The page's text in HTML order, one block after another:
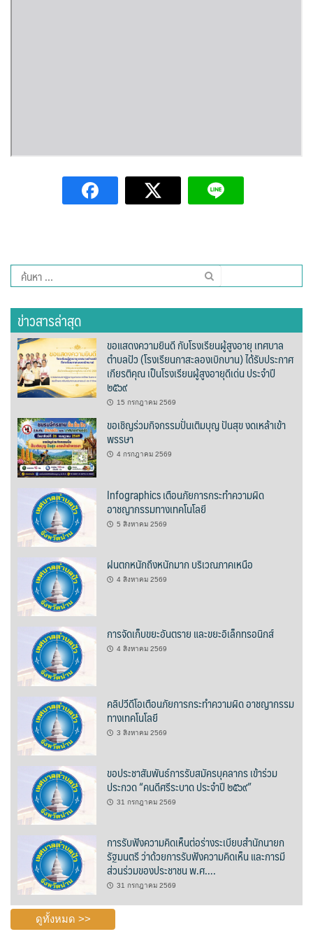
Shanti – Retreat
ก๋างโต้งคอฟฟี่รีสอร์ท
ต้นแหลงโฮมสเตย์
ตูบฮิมโต้งโฮมสเตย์
นครน่านอพาร์ทเม้น
นะลาวิวรีสอร์ท
นาต้นบัวโฮมสเตย์
น่านปัว รีสอร์ท
นาเหล่า เก๊าสลี โฮมสเตย์
นาไผ่ปัววิว
บวกบัววิวรีสอร์ท
บ้านกังหัน @ ปัวคอทเทจ
บ้านต้นคูณ
บ้านนาโฮมสเตย์
บ้านปัว ปลายนา
บ้านพักชมดอย
บ้านยลญภา
บ้านริมทุ่งรีสอร์ท
บ้านสวนศรีสุขโฮมสเตย์
บ้านฮิมนาปัว
บ้านไม้ปลายนา
ค้นหา
สำหรับ:
ข่าวสารล่าสุด
ขอแสดงความยินดี กับโรงเรียนผู้สูงอายุ เทศบาล
ตำบลปัว (โรงเรียนกาสะลองเบิกบาน) ได้รับประกาศ
เกียรติคุณ เป็นโรงเรียนผู้สูงอายุดีเด่น ประจำปี
๒๕๖๙
15 กรกฎาคม 2569
ขอเชิญร่วมกิจกรรมปั่นเติมบุญ ปันสุข งดเหล้าเข้า
พรรษา
4 กรกฎาคม 2569
Infographics เตือนภัยการกระทำความผิด
อาชญากรรมทางเทคโนโลยี
5 สิงหาคม 2569
ฝนตกหนักถึงหนักมาก บริเวณภาคเหนือ
4 สิงหาคม 2569
การจัดเก็บขยะอันตราย และขยะอิเล็กทรอนิกส์
4 สิงหาคม 2569
คลิปวีดีโอเตือนภัยการกระทำความผิด อาชญากรรม
ทางเทคโนโลยี
3 สิงหาคม 2569
ขอประชาสัมพันธ์การรับสมัครบุคลากร เข้าร่วม
ประกวด “คนดีศรีระบาด ประจำปี ๒๕๖๙”
31 กรกฎาคม 2569
การรับฟังความคิดเห็นต่อร่างระเบียบสำนักนายก
รัฐมนตรี ว่าด้วยการรับฟังความคิดเห็น และการมี
ส่วนร่วมของประชาชน พ.ศ….
31 กรกฎาคม 2569
ดูทั้งหมด >>